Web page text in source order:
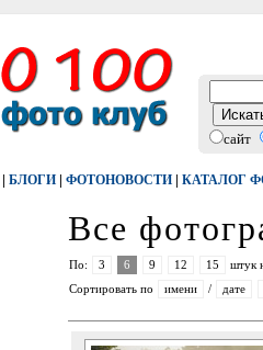
сайт
| БЛОГИ | ФОТОНОВОСТИ | КАТАЛОГ
Все
По: 3 6 9 12 15
штук
Сортировать по
имени / дате